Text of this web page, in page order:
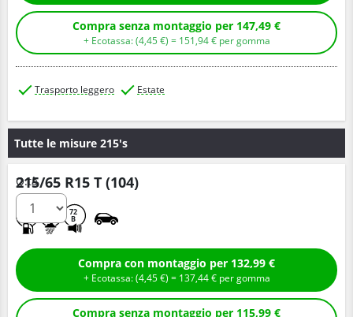
Compra senza montaggio per 147,49 €
+ Ecotassa: (4,45€ ) = 151,94€ per gomma
Trasporto leggero Estate
Tutte le misure 215's
215/65 R15 T (104)
72
B
Q.tà
Compra con montaggio per 132,99 €
+ Ecotassa: (4,45€ ) = 137,44€ per gomma
Compra senza montaggio per 115,99 €